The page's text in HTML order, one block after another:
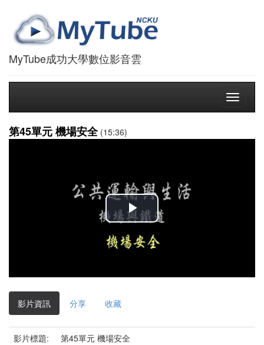
MyTube成功大學數位影音雲
Toggle
第45單元 機場安全(15:36)
播
放
影
影片資訊 分享 收藏
影片標題:
第45單元 機場安全